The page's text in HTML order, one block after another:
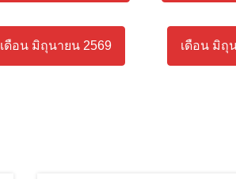
เดือน มิถุนายน 2569 เดือน มิถุ